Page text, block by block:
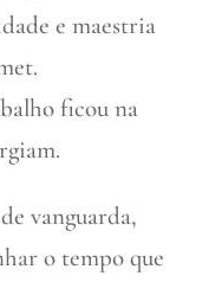
e maestria
ficou na
vanguarda,
o tempo que